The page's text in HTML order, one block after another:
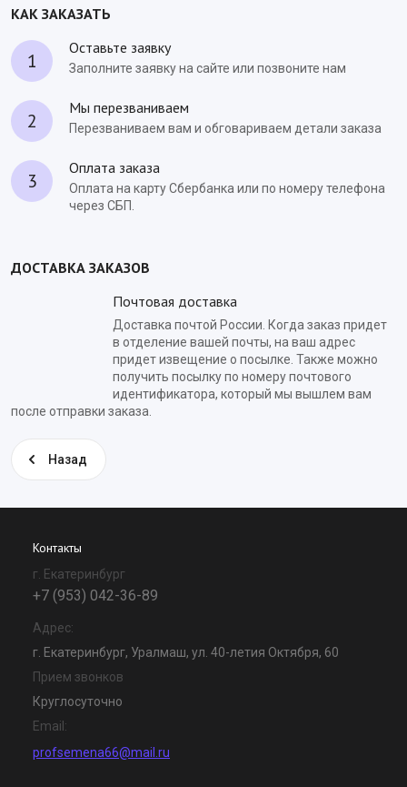
КАК ЗАКАЗАТЬ
1
Оставьте заявку
Заполните заявку на сайте или позвоните нам
2
Мы перезваниваем
Перезваниваем вам и обговариваем детали заказа
3
Оплата заказа
Оплата на карту Сбербанка или по номеру телефона
через СБП.
ДОСТАВКА ЗАКАЗОВ
Почтовая доставка
Доставка почтой России. Когда заказ придет
в отделение вашей почты, на ваш адрес
придет извещение о посылке. Также можно
получить посылку по номеру почтового
идентификатора, который мы вышлем вам
после отправки заказа.
Назад
Контакты
г. Екатеринбург
+7 (953) 042-36-89
Адрес:
г. Екатеринбург, Уралмаш, ул. 40-летия Октября, 60
Прием звонков
Круглосуточно
Email:
profsemena66@mail.ru